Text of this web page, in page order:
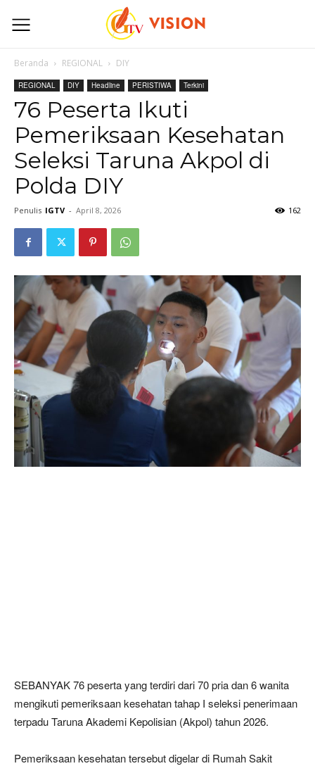
Beranda REGIONAL DIY
REGIONAL DIY Headline PERISTIWA Terkini
76 Peserta Ikuti
Pemeriksaan Kesehatan
Seleksi Taruna Akpol di
Polda DIY
Penulis IGTV - April 8, 2026 162
SEBANYAK 76 peserta yang terdiri dari 70 pria dan 6 wanita
mengikuti pemeriksaan kesehatan tahap I seleksi penerimaan
terpadu Taruna Akademi Kepolisian (Akpol) tahun 2026.
Pemeriksaan kesehatan tersebut digelar di Rumah Sakit